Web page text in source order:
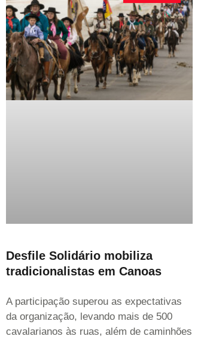
Desfile Solidário mobiliza
tradicionalistas em Canoas
A participação superou as expectativas
da organização, levando mais de 500
cavalarianos às ruas, além de caminhões